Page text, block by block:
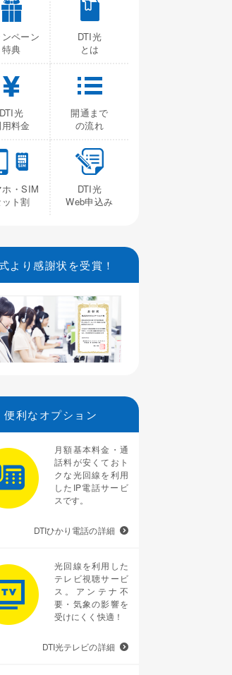
ペーン
特典
DTI光
とは
DTI光
料金
開通まで
の流れ
ホ・SIM
ト割
DTI光
Web申込み
より感謝状を受賞！
便利なオプション
月額基本料金・通
話料が安くておト
クな光回線を利用
したIP電話サービ
スです。
DTIひかり電話の詳細
光回線を利用した
テレビ視聴サービ
ス。アンテナ不
要・気象の影響を
受けにくく快適！
DTI光テレビの詳細